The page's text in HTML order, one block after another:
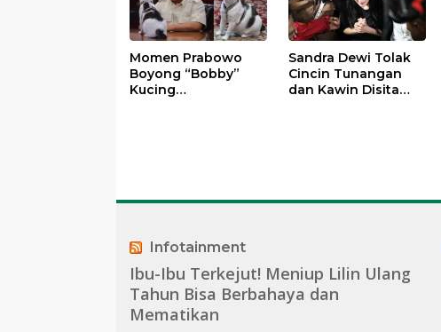
Momen Prabowo
Boyong “Bobby”
Kucing
Sandra Dewi Tolak
Cincin Tunangan
dan Kawin Disita
Infotainment
Ibu-Ibu Terkejut! Meniup Lilin Ulang
Tahun Bisa Berbahaya dan
Mematikan